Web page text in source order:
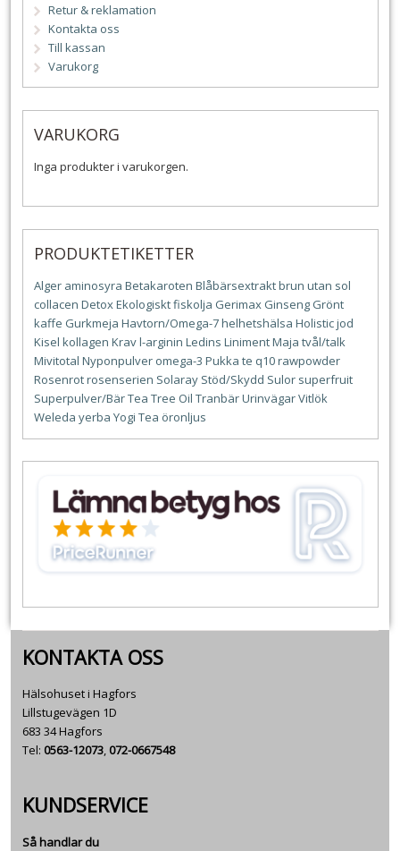
Retur & reklamation
Kontakta oss
Till kassan
Varukorg
VARUKORG
Inga produkter i varukorgen.
PRODUKTETIKETTER
Alger aminosyra Betakaroten Blåbärsextraktbrun utan sol
collacen DetoxEkologisktfiskolja Gerimax Ginseng Grönt
kaffe Gurkmeja Havtorn/Omega-7helhetshälsa Holisticjod
Kisel kollagen Kravl-arginin Ledins LinimentMaja tvål/talk
Mivitotal Nyponpulver omega-3 Pukka te q10rawpowder
Rosenrotrosenserien Solaray Stöd/Skydd Sulor superfruit
Superpulver/BärTea Tree Oil TranbärUrinvägarVitlök
Weleda yerba Yogi Tea öronljus
KONTAKTA OSS
Hälsohuset i Hagfors
Lillstugevägen 1D
683 34 Hagfors
Tel: 0563-12073,072-0667548
KUNDSERVICE
Så handlar du